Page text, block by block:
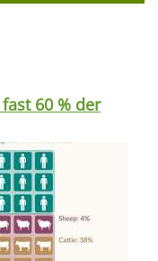
60 % der